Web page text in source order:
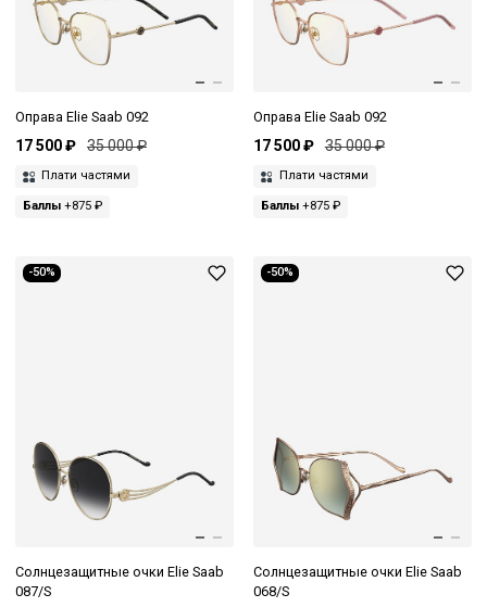
Оправа Elie Saab 092
17 500 ₽ 35 000 ₽
Плати частями
Баллы +875 ₽
Оправа Elie Saab 092
17 500 ₽ 35 000 ₽
Плати частями
Баллы+875 ₽
-50%
Солнцезащитные очки Elie Saab
087/S
-50%
Солнцезащитные очки Elie Saab
068/S